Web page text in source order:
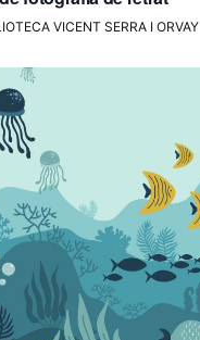
VICENT SERRA I ORVAY